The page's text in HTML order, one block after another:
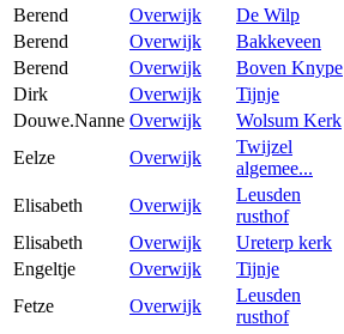
Berend
Overwijk De Wilp
Berend
Overwijk Bakkeveen
Berend
Overwijk Boven Knype
Dirk
Overwijk Tijnje
Douwe.Nanne Overwijk Wolsum Kerk
Eelze
Overwijk
Twijzel
algemee...
Elisabeth Overwijk
Leusden
rusthof
Elisabeth
Overwijk Ureterp kerk
Engeltje
Overwijk Tijnje
Fetze
Overwijk
Leusden
rusthof